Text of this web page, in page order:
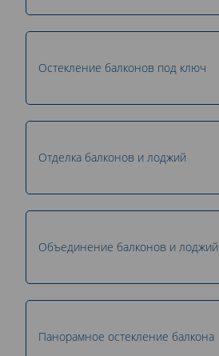
Остекление балконов под ключ
Отделка балконов и лоджий
Объединение балконов и лоджий
Панорамное остекление балкона